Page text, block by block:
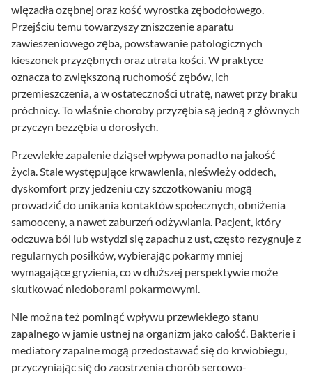
więzadła ozębnej oraz kość wyrostka zębodołowego.
Przejściu temu towarzyszy zniszczenie aparatu
zawieszeniowego zęba, powstawanie patologicznych
kieszonek przyzębnych oraz utrata kości. W praktyce
oznacza to zwiększoną ruchomość zębów, ich
przemieszczenia, a w ostateczności utratę, nawet przy braku
próchnicy. To właśnie choroby przyzębia są jedną z głównych
przyczyn bezzębia u dorosłych.
Przewlekłe zapalenie dziąseł wpływa ponadto na jakość
życia. Stale występujące krwawienia, nieświeży oddech,
dyskomfort przy jedzeniu czy szczotkowaniu mogą
prowadzić do unikania kontaktów społecznych, obniżenia
samooceny, a nawet zaburzeń odżywiania. Pacjent, który
odczuwa ból lub wstydzi się zapachu z ust, często rezygnuje z
regularnych posiłków, wybierając pokarmy mniej
wymagające gryzienia, co w dłuższej perspektywie może
skutkować niedoborami pokarmowymi.
Nie można też pominąć wpływu przewlekłego stanu
zapalnego w jamie ustnej na organizm jako całość. Bakterie i
mediatory zapalne mogą przedostawać się do krwiobiegu,
przyczyniając się do zaostrzenia chorób sercowo-